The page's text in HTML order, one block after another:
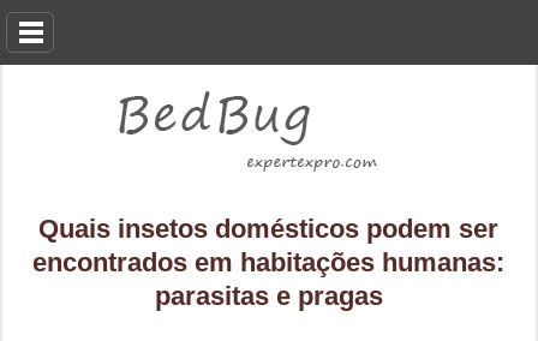
Quais insetos domésticos podem ser
encontrados em habitações humanas:
parasitas e pragas